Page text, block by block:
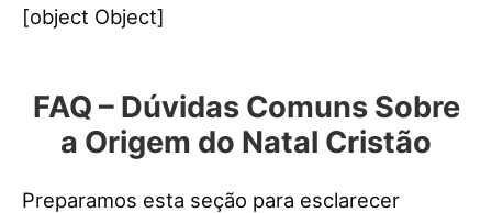
[object Object]
FAQ – Dúvidas Comuns Sobre
a Origem do Natal Cristão
Preparamos esta seção para esclarecer